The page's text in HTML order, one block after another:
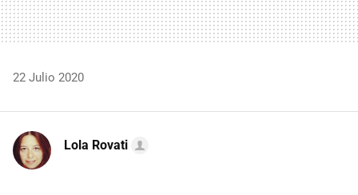
22 Julio 2020
Lola Rovati